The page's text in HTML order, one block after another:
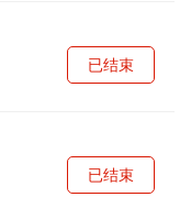
已结束
已结束